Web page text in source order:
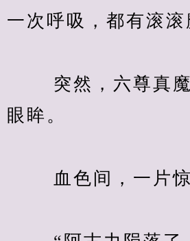
一次呼吸，都有滚滚
突然，六尊真魔
眼眸。
血色间，一片惊